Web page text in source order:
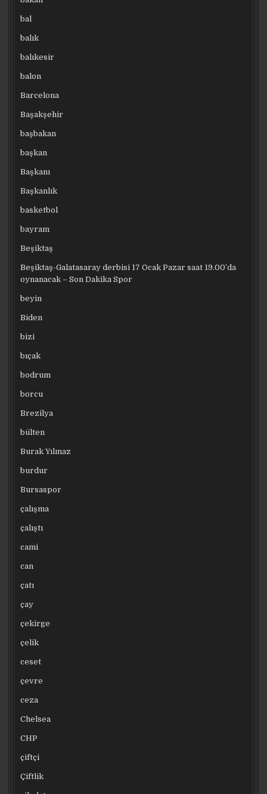
bal
balık
balıkesir
balon
Barcelona
Başakşehir
başbakan
başkan
Başkanı
Başkanlık
basketbol
bayram
Beşiktaş
Beşiktaş-Galatasaray derbisi 17 Ocak Pazar saat 19.00’da
oynanacak – Son Dakika Spor
beyin
Biden
bizi
bıçak
bodrum
borcu
Brezilya
bülten
Burak Yılmaz
burdur
Bursaspor
çalışma
çalıştı
cami
can
çatı
çay
çekirge
çelik
ceset
çevre
ceza
Chelsea
CHP
çiftçi
Çiftlik